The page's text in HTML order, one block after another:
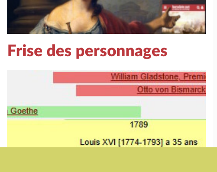
Frise des personnages